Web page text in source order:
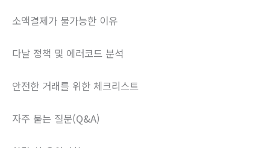
소액결제가 불가능한 이유
다날 정책 및 에러코드 분석
안전한 거래를 위한 체크리스트
자주 묻는 질문(Q&A)